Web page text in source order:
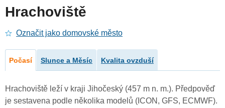
Hrachoviště
Označit jako domovské město
Počasí Slunce a Měsíc Kvalita ovzduší
Hrachoviště leží v kraji Jihočeský (457 m n. m.). Předpověď
je sestavena podle několika modelů (ICON, GFS, ECMWF).